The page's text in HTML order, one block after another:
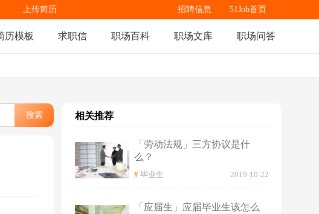
招聘信息 51Job首页
上传简历
历模板 求职信 职场百科 职场文库 职场问答
搜索 相关推荐
「劳动法规」三方协议是什
么？
# 毕业生 2019-10-22
「应届生」应届毕业生该怎么